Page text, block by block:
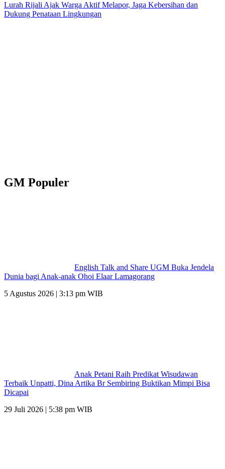
Lurah Rijali Ajak Warga Aktif Melapor, Jaga Kebersihan dan
Dukung Penataan Lingkungan
GM Populer
English Talk and Share UGM Buka Jendela
Dunia bagi Anak-anak Ohoi Elaar Lamagorang
5 Agustus 2026 | 3:13 pm WIB
Anak Petani Raih Predikat Wisudawan
Terbaik Unpatti, Dina Artika Br Sembiring Buktikan Mimpi Bisa
Dicapai
29 Juli 2026 | 5:38 pm WIB